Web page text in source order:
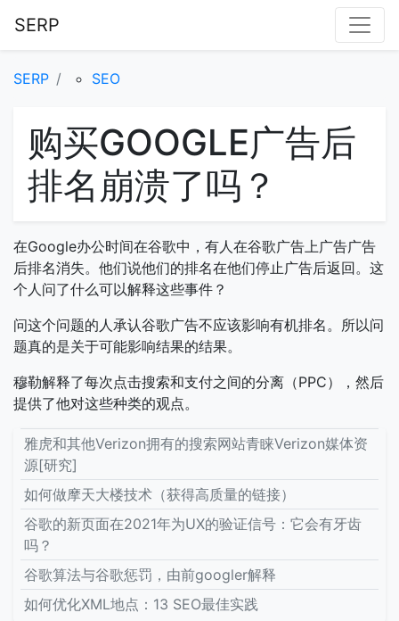
SERP
SERP SEO
购买GOOGLE广告后
排名崩溃了吗？
在Google办公时间在谷歌中，有人在谷歌广告上广告广告
后排名消失。他们说他们的排名在他们停止广告后返回。这
个人问了什么可以解释这些事件？
问这个问题的人承认谷歌广告不应该影响有机排名。所以问
题真的是关于可能影响结果的结果。
穆勒解释了每次点击搜索和支付之间的分离（PPC），然后
提供了他对这些种类的观点。
雅虎和其他Verizon拥有的搜索网站青睐Verizon媒体资
源[研究]
如何做摩天大楼技术（获得高质量的链接）
谷歌的新页面在2021年为UX的验证信号：它会有牙齿
吗？
谷歌算法与谷歌惩罚，由前googler解释
如何优化XML地点：13 SEO最佳实践